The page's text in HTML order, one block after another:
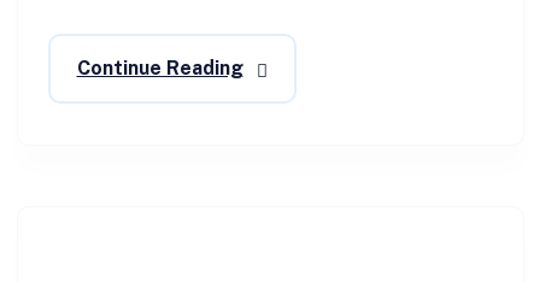
Continue Reading